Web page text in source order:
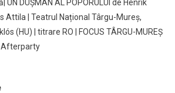
UN DUȘMAN AL POPORULUI de Henrik
Attila | Teatrul Național Târgu-Mureș,
(HU) | titrare RO | FOCUS TÂRGU-MUREȘ
Afterparty